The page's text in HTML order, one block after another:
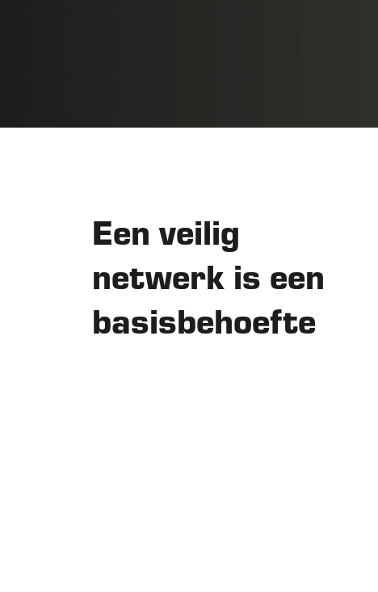
Een veilig
netwerk is een
basisbehoefte